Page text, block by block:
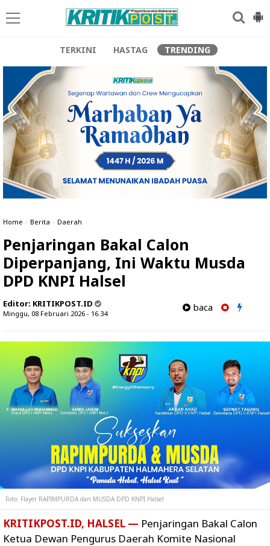
TERKINI HASTAG TRENDING
Home » Berita » Daerah
Penjaringan Bakal Calon
Diperpanjang, Ini Waktu Musda
DPD KNPI Halsel
Editor: KRITIKPOST.ID
Minggu, 08 Februari 2026 - 16.34
baca
Foto: Flayer RAPIMPURDA dan MUSDA DPD KNPI Halsel
KRITIKPOST.ID, HALSEL — Penjaringan Bakal Calon
Ketua Dewan Pengurus Daerah Komite Nasional